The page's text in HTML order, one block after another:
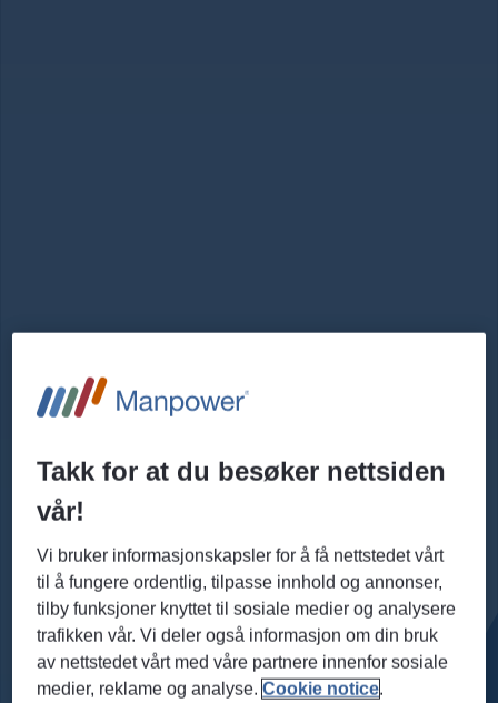
Takk for at du besøker nettsiden
vår!
Vi bruker informasjonskapsler for å få nettstedet vårt
til å fungere ordentlig, tilpasse innhold og annonser,
tilby funksjoner knyttet til sosiale medier og analysere
trafikken vår. Vi deler også informasjon om din bruk
av nettstedet vårt med våre partnere innenfor sosiale
medier, reklame og analyse.Cookie notice.